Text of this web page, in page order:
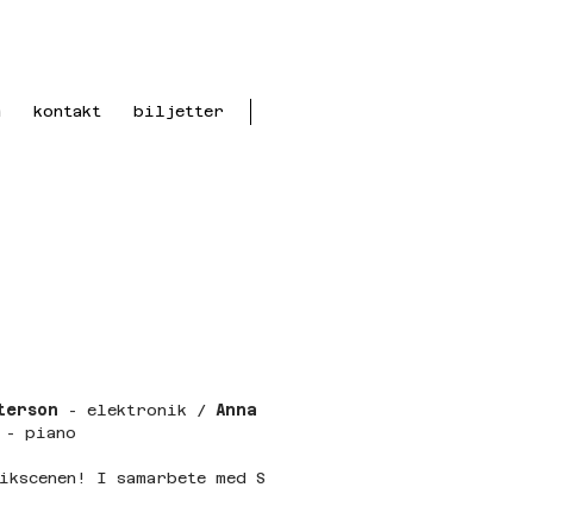
kontakt biljetter
- elektronik / Anna
- piano
I samarbete med S